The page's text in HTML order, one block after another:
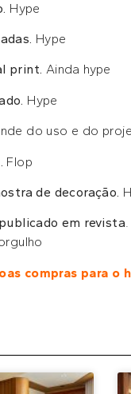
Hype
Hype
print. Ainda hype
Hype
do uso e do
Flop
de decoração.
em revista
compras para o